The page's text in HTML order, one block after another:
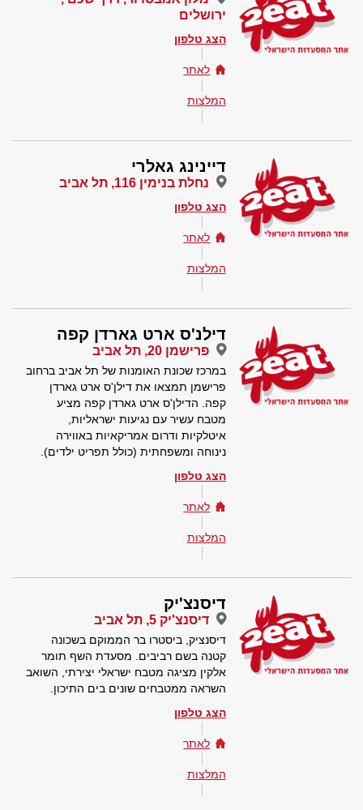
ירושלים
הצג טלפון
לאתר
המלצות
דיינינג גאלרי
נחלת בנימין 116, תל אביב
הצג טלפון
לאתר
המלצות
דילנ'ס ארט גארדן קפה
פרישמן 20, תל אביב
במרכז שכונת האומנות של תל אביב ברחוב
פרישמן תמצאו את דילן'ס ארט גארדן
קפה. הדילן'ס ארט גארדן קפה מציע
מטבח עשיר עם נגיעות ישראליות,
איטלקיות ודרום אמריקאיות באווירה
נינוחה ומשפחתית (כולל תפריט ילדים).
הצג טלפון
לאתר
המלצות
דיסנצ'יק
דיסנצ'יק 5, תל אביב
דיסנציק, ביסטרו בר הממוקם בשכונה
קטנה בשם רביבים. מסעדת השף תומר
אלקין מציגה מטבח ישראלי יצירתי, השואב
השראה ממטבחים שונים בים התיכון.
הצג טלפון
לאתר
המלצות